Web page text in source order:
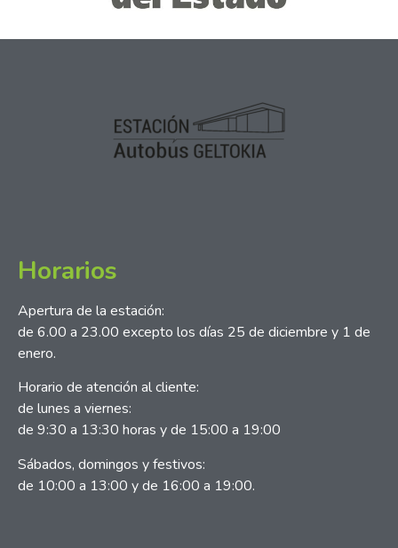
Horarios
Apertura de la estación:
de 6.00 a 23.00 excepto los días 25 de diciembre y 1 de
enero.
Horario de atención al cliente:
de lunes a viernes:
de 9:30 a 13:30 horas y de 15:00 a 19:00
Sábados, domingos y festivos:
de 10:00 a 13:00 y de 16:00 a 19:00.